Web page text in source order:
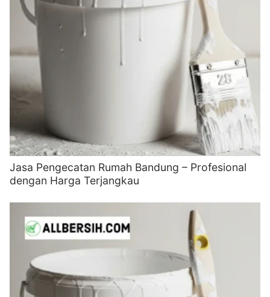
Jasa Pengecatan Rumah Bandung – Profesional
dengan Harga Terjangkau